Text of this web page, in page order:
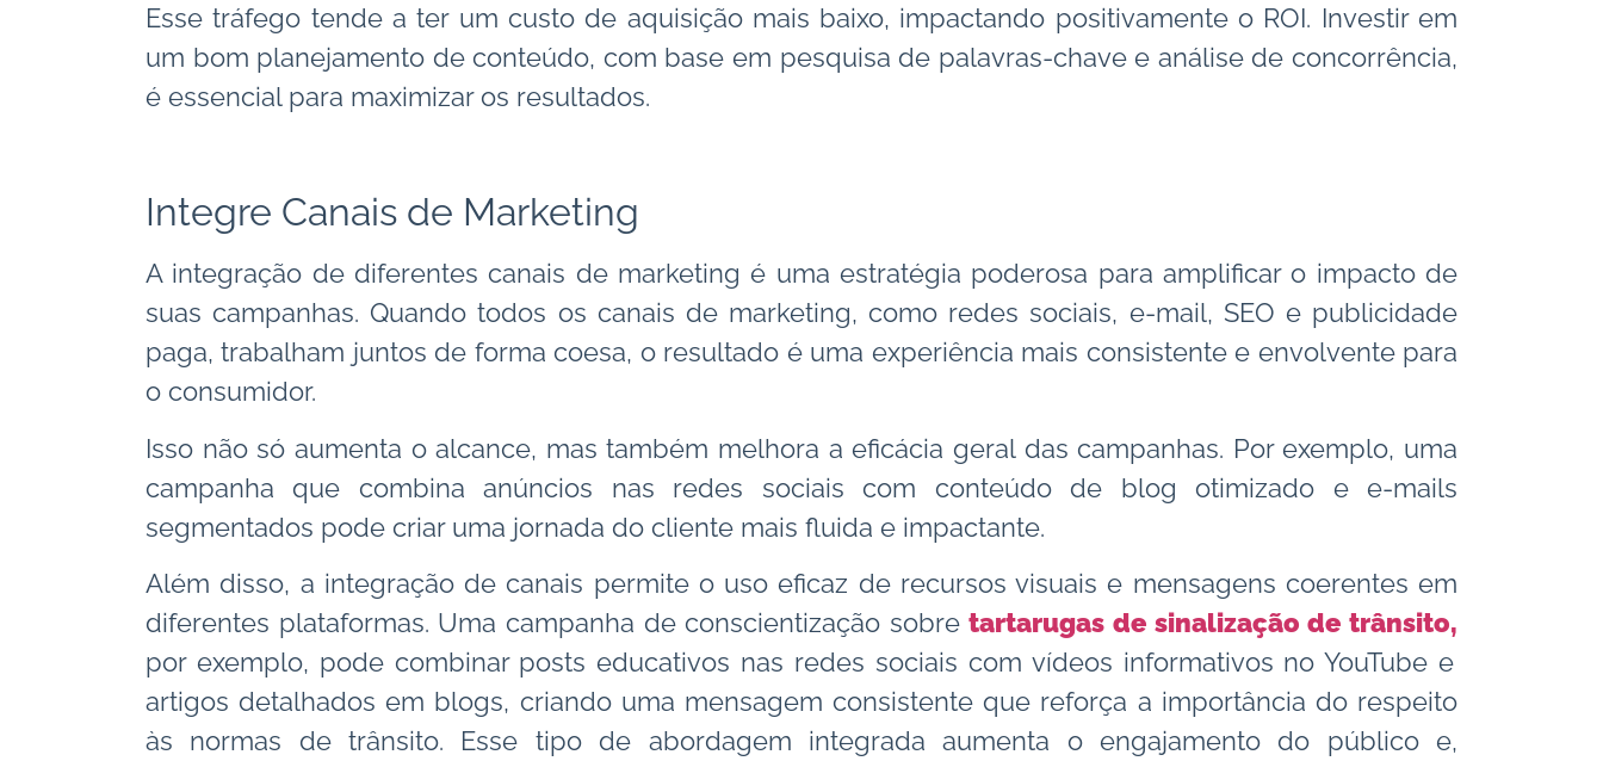
Esse tráfego tende a ter um custo de aquisição mais baixo, impactando positivamente o ROI. Investir em
um bom planejamento de conteúdo, com base em pesquisa de palavras-chave e análise de concorrência,
é essencial para maximizar os resultados.
Integre Canais de Marketing
A integração de diferentes canais de marketing é uma estratégia poderosa para amplificar o impacto de
suas campanhas. Quando todos os canais de marketing, como redes sociais, e-mail, SEO e publicidade
paga, trabalham juntos de forma coesa, o resultado é uma experiência mais consistente e envolvente para
o consumidor.
Isso não só aumenta o alcance, mas também melhora a eficácia geral das campanhas. Por exemplo, uma
campanha que combina anúncios nas redes sociais com conteúdo de blog otimizado e e-mails
segmentados pode criar uma jornada do cliente mais fluida e impactante.
Além disso, a integração de canais permite o uso eficaz de recursos visuais e mensagens coerentes em
diferentes plataformas. Uma campanha de conscientização sobretartarugas de sinalização de trânsito,
por exemplo, pode combinar posts educativos nas redes sociais com vídeos informativos no YouTube e
artigos detalhados em blogs, criando uma mensagem consistente que reforça a importância do respeito
às normas de trânsito. Esse tipo de abordagem integrada aumenta o engajamento do público e,